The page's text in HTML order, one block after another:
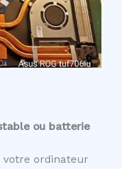
ou batterie
votre ordinateur